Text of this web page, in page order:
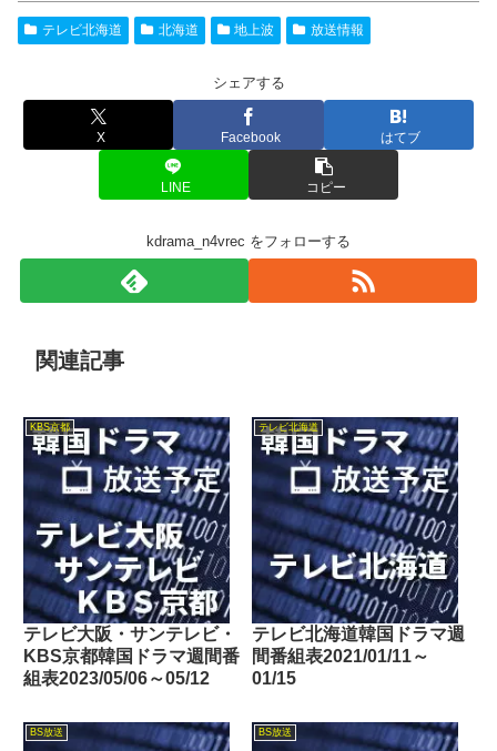
テレビ北海道 北海道 地上波 放送情報
シェアする
X Facebook はてブ
LINE コピー
kdrama_n4vrec をフォローする
関連記事
KBS京都
テレビ大阪・サンテレビ・
KBS京都韓国ドラマ週間番
組表2023/05/06～05/12
テレビ北海道
テレビ北海道韓国ドラマ週
間番組表2021/01/11～
01/15
BS放送 BS放送